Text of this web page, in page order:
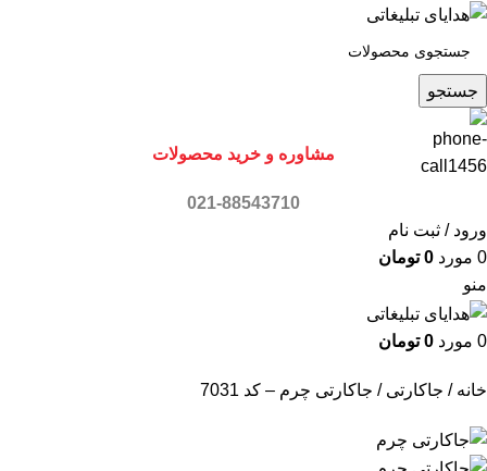
جستجو
مشاوره و خرید محصولات
021-88543710
ورود / ثبت نام
0 مورد 0 تومان
منو
0 مورد 0 تومان
خانه جاکارتی جاکارتی چرم – کد 7031